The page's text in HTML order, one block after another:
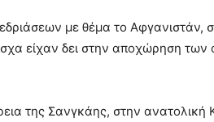
με θέμα το Αφγανιστάν,
είχαν δει στην αποχώρηση των
της Σανγκάης, στην ανατολική